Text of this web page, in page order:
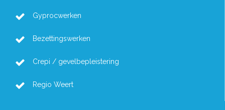
Gyprocwerken
Bezettingswerken
Crepi / gevelbepleistering
Regio Weert